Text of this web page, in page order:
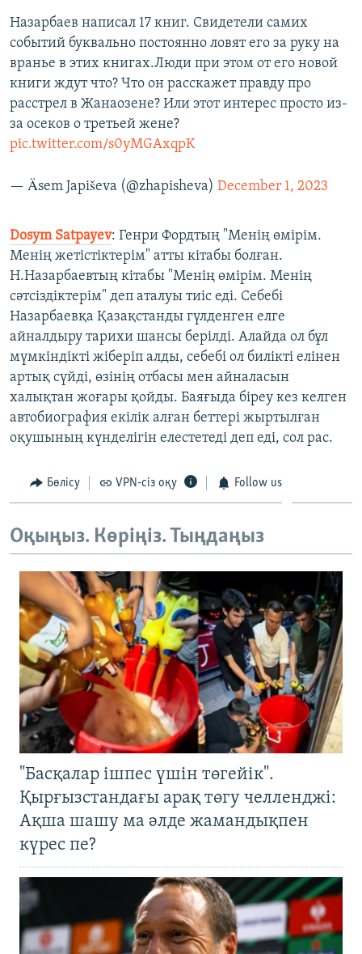
Назарбаев написал 17 книг. Свидетели самих
событий буквально постоянно ловят его за руку на
вранье в этих книгах.Люди при этом от его новой
книги ждут что? Что он расскажет правду про
расстрел в Жанаозене? Или этот интерес просто из-
за осеков о третьей жене?
pic.twitter.com/s0yMGAxqpK
— Äsem Japiševa (@zhapisheva) December 1, 2023
Dosym Satpayev: Генри Фордтың "Менің өмірім.
Менің жетістіктерім" атты кітабы болған.
Н.Назарбаевтың кітабы "Менің өмірім. Менің
сәтсіздіктерім" деп аталуы тиіс еді. Себебі
Назарбаевқа Қазақстанды гүлденген елге
айналдыру тарихи шансы берілді. Алайда ол бұл
мүмкіндікті жіберіп алды, себебі ол билікті елінен
артық сүйді, өзінің отбасы мен айналасын
халықтан жоғары қойды. Баяғыда біреу кез келген
автобиография екілік алған беттері жыртылған
оқушының күнделігін елестетеді деп еді, сол рас.
Бөлісу VPN-сіз оқу Follow us
Оқыңыз. Көріңіз. Тыңдаңыз
"Басқалар ішпес үшін төгейік".
Қырғызстандағы арақ төгу челленджі:
Ақша шашу ма әлде жамандықпен
күрес пе?